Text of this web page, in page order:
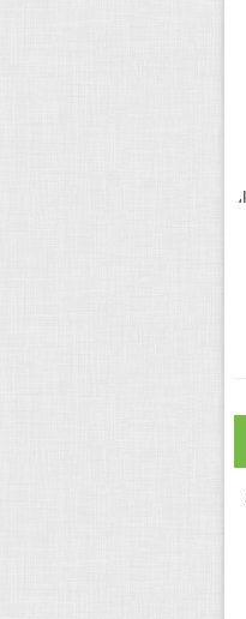
درک نوردهی – همراه با توضیح ISO،